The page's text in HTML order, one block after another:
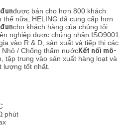
được bán cho hơn 800 khách
thế nữa, HELING đã cung cấp hơn
cho khách hàng của chúng tôi.
nghiệp được chứng nhận ISO9001:
vào R & D, sản xuất và tiếp thị các
/ Chống thấm nướcKết nối mô-
tập trung vào sản xuất hàng loạt và
lượng tốt nhất.
phút